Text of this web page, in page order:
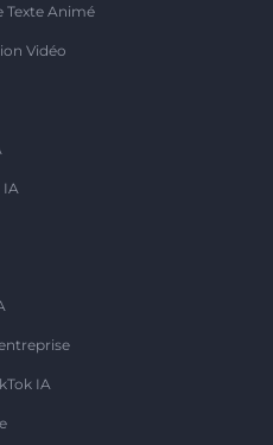
Texte Animé
Vidéo
IA
IA